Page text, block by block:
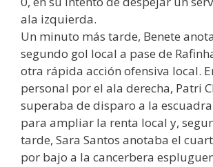
ala izquierda.
Un minuto más tarde, Benete
segundo gol local a pase de
otra rápida acción ofensiva local.
personal por el ala derecha, Patri
superaba de disparo a la
para ampliar la renta local y,
tarde, Sara Santos anotaba el
por bajo a la cancerbera